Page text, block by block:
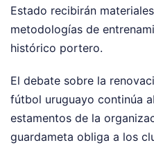
Estado recibirán
metodologías de
histórico portero.
El debate sobre la
fútbol uruguayo continúa
estamentos de la
guardameta obliga a los